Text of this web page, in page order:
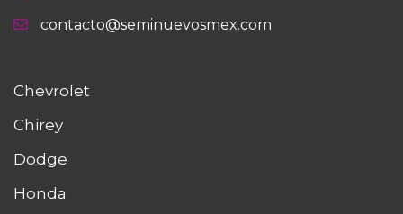
contacto@seminuevosmex.com
Chevrolet
Chirey
Dodge
Honda